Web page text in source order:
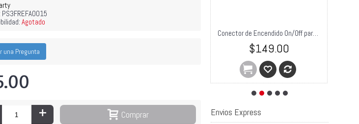
Conector de Encendido On/Off para PS3
$149.00
Envios Express
PS3FREFA0015
Agotado
una Pregunta
+ Comprar